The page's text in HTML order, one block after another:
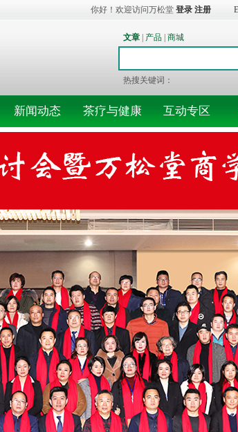
你好！欢迎访问万松堂 登录 注册
文章 产品 商城
热搜关键词：
新闻动态 茶疗与健康 互动专区